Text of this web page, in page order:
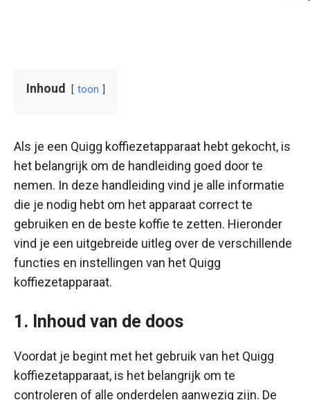
Inhoud toon
Als je een Quigg koffiezetapparaat hebt gekocht, is
het belangrijk om de handleiding goed door te
nemen. In deze handleiding vind je alle informatie
die je nodig hebt om het apparaat correct te
gebruiken en de beste koffie te zetten. Hieronder
vind je een uitgebreide uitleg over de verschillende
functies en instellingen van het Quigg
koffiezetapparaat.
1. Inhoud van de doos
Voordat je begint met het gebruik van het Quigg
koffiezetapparaat, is het belangrijk om te
controleren of alle onderdelen aanwezig zijn. De